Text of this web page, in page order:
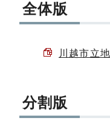
全体版
川越市立
分割版